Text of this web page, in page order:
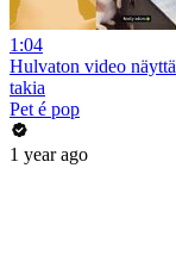
1:04
Hulvaton video
takia
Pet é pop
1 year ago